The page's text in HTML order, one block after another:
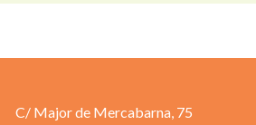
C/ Major de Mercabarna, 75